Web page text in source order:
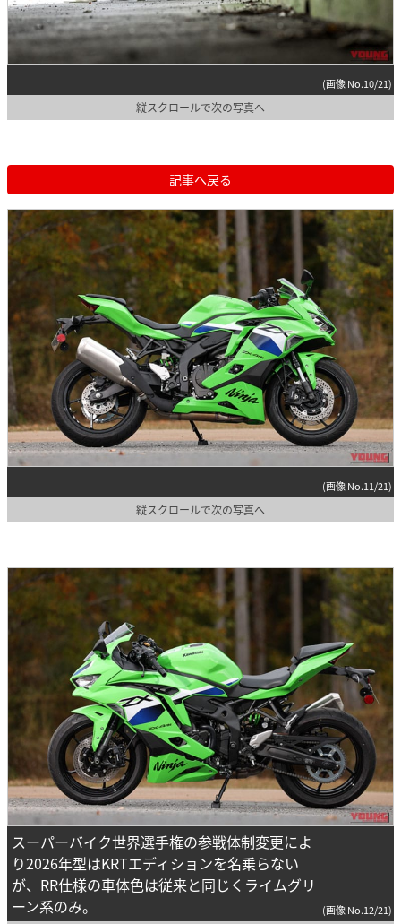
(画像 No.10/21)
縦スクロールで次の写真へ
記事へ戻る
(画像 No.11/21)
縦スクロールで次の写真へ
スーパーバイク世界選手権の参戦体制変更によ
り2026年型はKRTエディションを名乗らない
が、RR仕様の車体色は従来と同じくライムグリ
ーン系のみ。
(画像 No.12/21)